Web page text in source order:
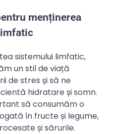
menținerea
sistemului limfatic,
un stil de viață
de stres și să ne
hidratare și somn.
să consumăm o
în fructe și legume,
și sărurile.